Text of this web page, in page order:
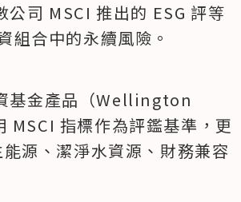
司 MSCI 推出的 ESG 評等
組合中的永續風險。
基金產品（Wellington
指標作為評鑑基準，更
源、潔淨水資源、財務兼容